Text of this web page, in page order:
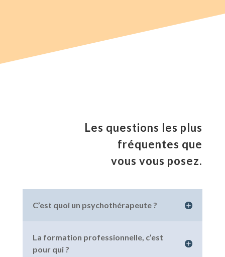
Les questions les plus
fréquentes que
vous vous posez.
C’est quoi un psychothérapeute ?
La formation professionnelle, c’est
pour qui ?